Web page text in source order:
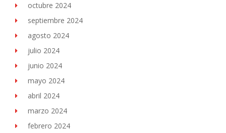
octubre 2024
septiembre 2024
agosto 2024
julio 2024
junio 2024
mayo 2024
abril 2024
marzo 2024
febrero 2024